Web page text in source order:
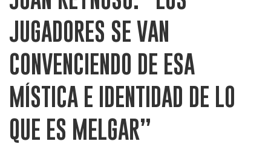
JUGADORES SE VAN
CONVENCIENDO DE ESA
MÍSTICA E IDENTIDAD DE LO
QUE ES MELGAR”